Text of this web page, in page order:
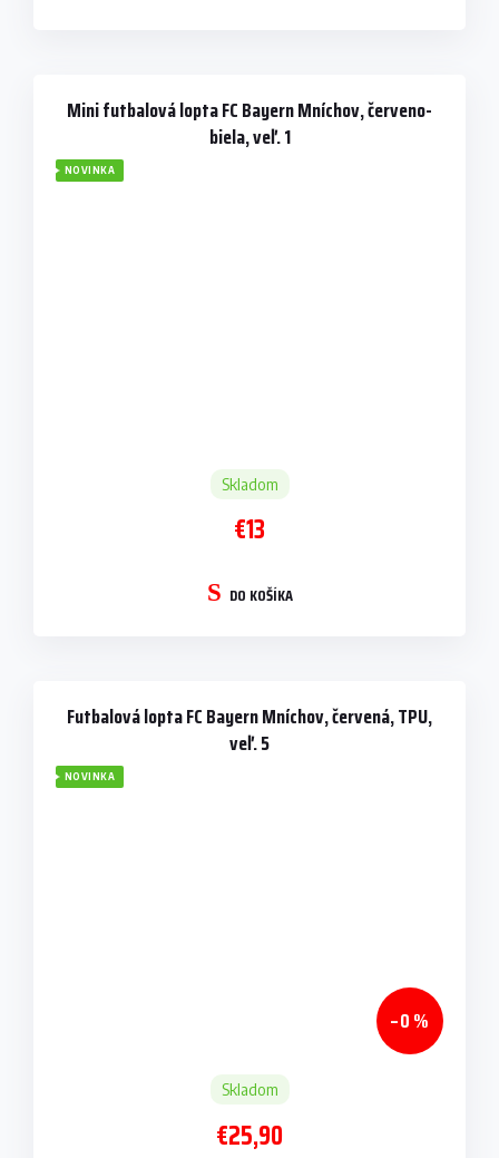
Mini futbalová lopta FC Bayern Mníchov, červeno-
biela, veľ. 1
NOVINKA
Skladom
€13
DO KOŠÍKA
Futbalová lopta FC Bayern Mníchov, červená, TPU,
veľ. 5
NOVINKA
–0 %
Skladom
€25,90